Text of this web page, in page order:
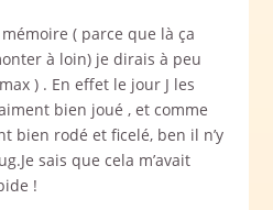
( parce que là ça
à loin) je dirais à peu
) . En effet le jour J les
bien joué , et comme
bien rodé et ficelé, ben il n’y
sais que cela m’avait
!